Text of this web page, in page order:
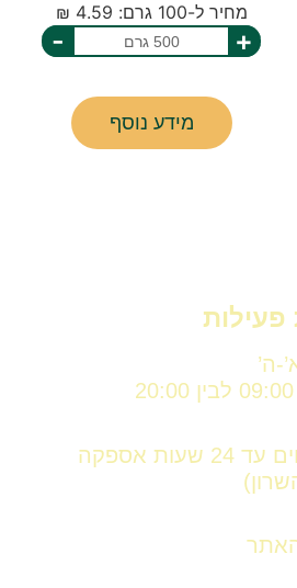
מחיר ל-100 גרם: 4.59 ₪
+
-
מידע נוסף
ה’
שעות אספקה